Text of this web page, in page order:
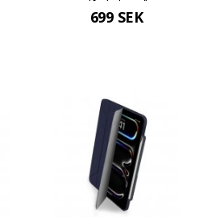
Originalfodral - Grå
699 SEK